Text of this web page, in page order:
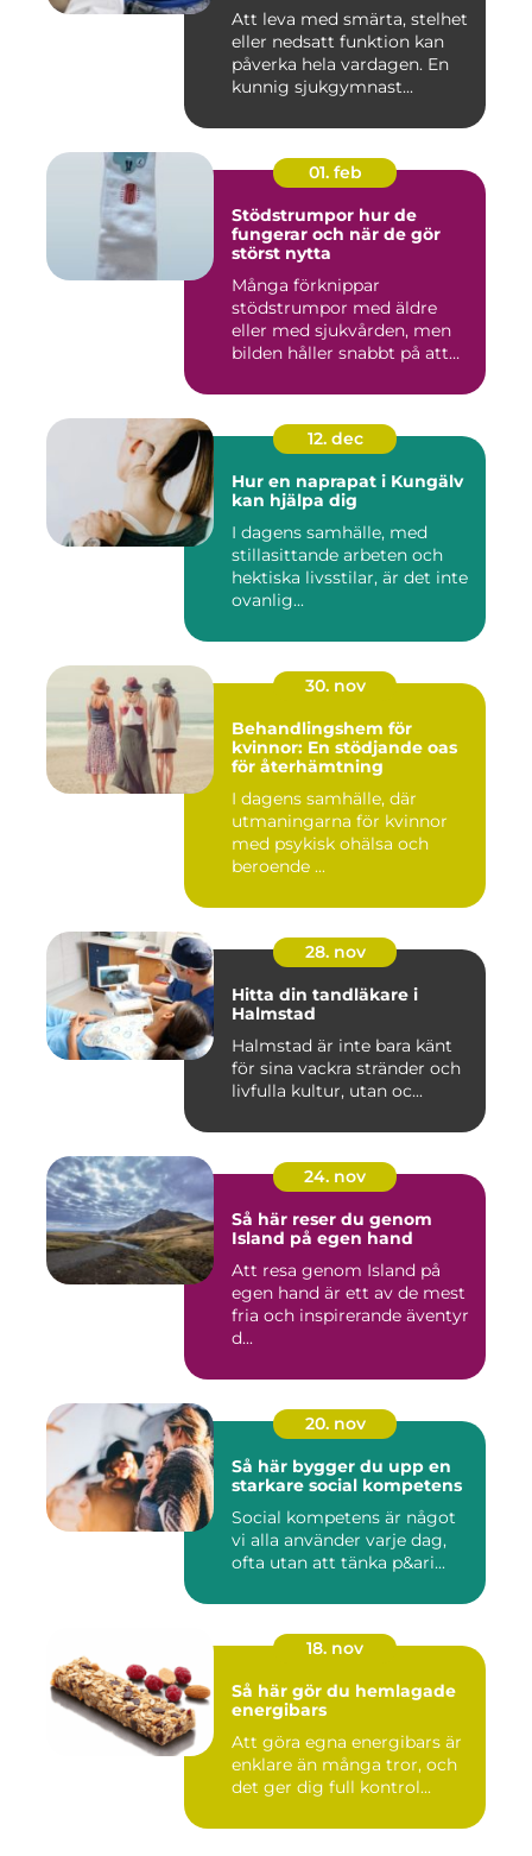
Att leva med smärta, stelhet
eller nedsatt funktion kan
påverka hela vardagen. En
kunnig sjukgymnast...
01. feb
Stödstrumpor hur de
fungerar och när de gör
störst nytta
Många förknippar
stödstrumpor med äldre
eller med sjukvården, men
bilden håller snabbt på att
12. dec
Hur en naprapat i Kungälv
kan hjälpa dig
I dagens samhälle, med
stillasittande arbeten och
hektiska livsstilar, är det inte
ovanlig...
30. nov
Behandlingshem för
kvinnor: En stödjande oas
för återhämtning
I dagens samhälle, där
utmaningarna för kvinnor
med psykisk ohälsa och
beroende ...
28. nov
Hitta din tandläkare i
Halmstad
Halmstad är inte bara känt
för sina vackra stränder och
livfulla kultur, utan oc...
24. nov
Så här reser du genom
Island på egen hand
Att resa genom Island på
egen hand är ett av de mest
fria och inspirerande äventyr
d...
20. nov
Så här bygger du upp en
starkare social kompetens
Social kompetens är något
vi alla använder varje dag,
ofta utan att tänka p&ari...
18. nov
Så här gör du hemlagade
energibars
Att göra egna energibars är
enklare än många tror, och
det ger dig full kontrol...